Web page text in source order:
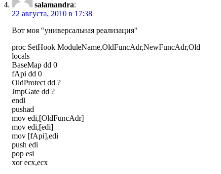
salamandra:
22 августа, 2010 в 17:38
Вот моя "универсальная реализация"
proc SetHook ModuleName,OldFuncAdr,NewFuncAdr,Old
locals
BaseMap dd 0
fApi dd 0
OldProtect dd ?
JmpGate dd ?
endl
pushad
mov edi,[OldFuncAdr]
mov edi,[edi]
mov [fApi],edi
push edi
pop esi
xor ecx,ecx